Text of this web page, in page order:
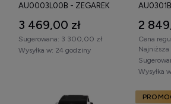
Oryginalny zegarek Orient
zwrócić uwagę?
Wybierając oryginalny zegarek Orient
typ mechanizmu (automatyczny,
obecność wskaźnika rezerwy
AU0003L00B - ZEGAREK
3 469,00 zł
Wysyłka w: 24 godziny
Sugerowana: 3 300,00 zł
2
Cena
Najniższa
Wysyłka